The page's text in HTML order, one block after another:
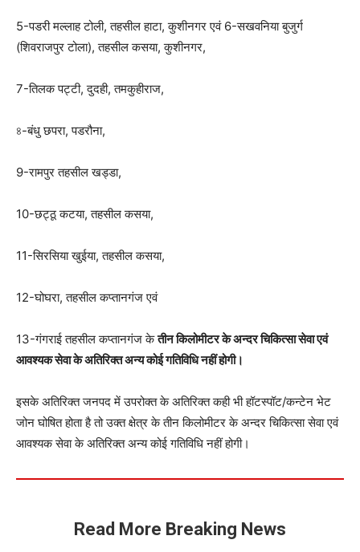
5-पडरी मल्लाह टोली, तहसील हाटा, कुशीनगर एवं 6-सखवनिया बुजुर्ग
(शिवराजपुर टोला), तहसील कसया, कुशीनगर,
7-तिलक पट्टी, दुदही, तमकुहीराज,
৪-बंधु छपरा, पडरौना,
9-रामपुर तहसील खड्डा,
10-छट्ठू कटया, तहसील कसया,
11-सिरसिया खुईया, तहसील कसया,
12-घोघरा, तहसील कप्तानगंज एवं
13-गंगराई तहसील कप्तानगंज केतीन किलोमीटर के अन्दर चिकित्सा सेवा एवं
आवश्यक सेवा के अतिरिक्त अन्य कोई गतिविधि नहीं होगी।
इसके अतिरिक्त जनपद में उपरोक्त के अतिरिक्त कही भी हॉटस्पॉट/कन्टेन भेट
जोन घोषित होता है तो उक्त क्षेत्र के तीन किलोमीटर के अन्दर चिकित्सा सेवा एवं
आवश्यक सेवा के अतिरिक्त अन्य कोई गतिविधि नहीं होगी।
Read More Breaking News